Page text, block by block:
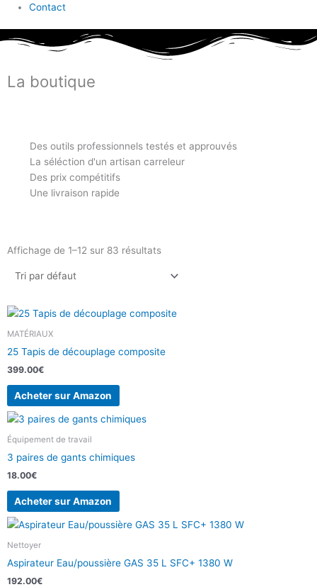
Contact
La boutique
Des outils professionnels testés et approuvés
La séléction d'un artisan carreleur
Des prix compétitifs
Une livraison rapide
Affichage de 1–12 sur 83 résultats
MATÉRIAUX
25 Tapis de découplage composite
399.00€
Acheter sur Amazon
Équipement de travail
3 paires de gants chimiques
18.00€
Acheter sur Amazon
Nettoyer
Aspirateur Eau/poussière GAS 35 L SFC+ 1380 W
192.00€